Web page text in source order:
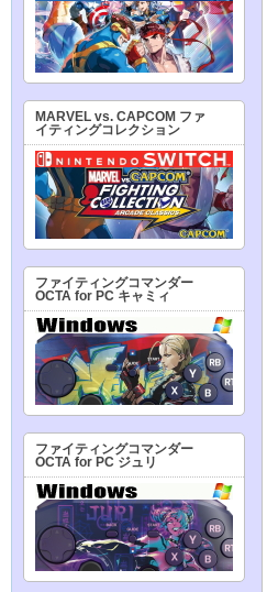
MARVEL vs. CAPCOM ファ
イティングコレクション
ファイティングコマンダー
OCTA for PC キャミィ
ファイティングコマンダー
OCTA for PC ジュリ